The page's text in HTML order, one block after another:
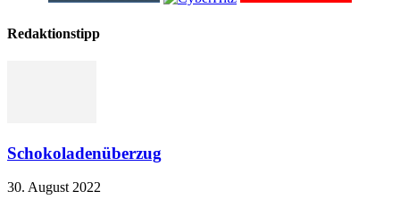
Redaktionstipp
Schokoladenüberzug
30. August 2022